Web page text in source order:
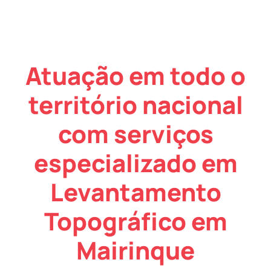
Atuação em todo o
território nacional
com serviços
especializado em
Levantamento
Topográfico em
Mairinque